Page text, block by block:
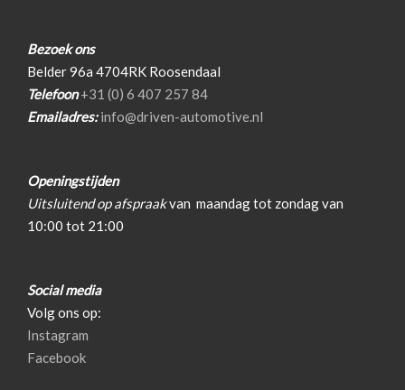
Anti blokkeer systeem
Anti doorslip regeling
Bestuurdersairbag
Elektronisch stabiliteits programma
Elektronische remkrachtverdeling
Hoofd airbag(s) voor
Knie airbag(s)
Oplaadmogelijkheid
Bezoek ons
Belder 96a 4704RK Roosendaal
Telefoon+31 (0) 6 407 257 84
Emailadres:info@driven-automotive.nl
Openingstijden
Uitsluitend op afspraakvan maandag tot zondag van
10:00 tot 21:00
Social media
Volg ons op:
Instagram
Facebook